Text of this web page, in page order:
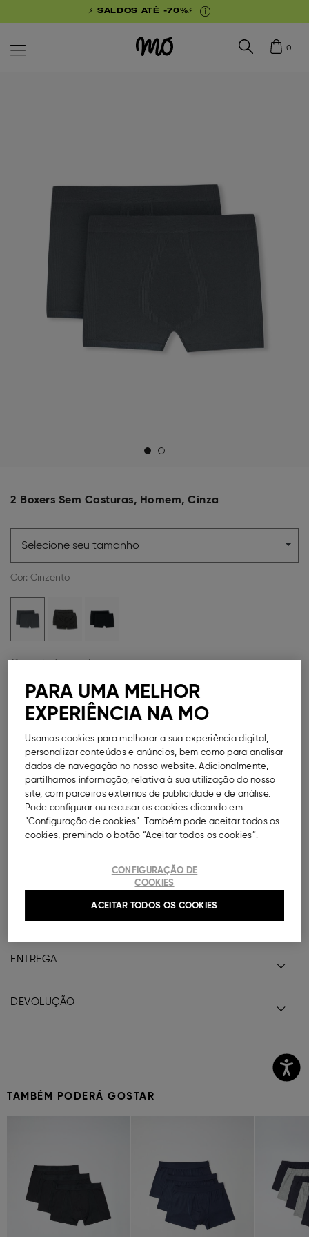
⚡ SALDOS ATÉ -70%⚡
0
2 Boxers Sem Costuras, Homem, Cinza
Selecione seu tamanho
Cor: Cinzento
Guia de Tamanhos
Métodos de Pagamento Disponíveis
DESCRIÇÃO
Pack de dois boxers leves e suaves, em tecido com
elasticidade, desenhados e construídos para minimizar
o número de costuras, embora contem com algumas
para maior conforto. Cintura elástica e etiqueta
000041008554066
ENTREGA
DEVOLUÇÃO
TAMBÉM PODERÁ GOSTAR
PARA UMA MELHOR
EXPERIÊNCIA NA MO
Usamos cookies para melhorar a sua experiência digital,
personalizar conteúdos e anúncios, bem como para analisar
dados de navegação no nosso website. Adicionalmente,
partilhamos informação, relativa à sua utilização do nosso
site, com parceiros externos de publicidade e de análise.
Pode configurar ou recusar os cookies clicando em
“Configuração de cookies”. Também pode aceitar todos os
cookies, premindo o botão “Aceitar todos os cookies”.
CONFIGURAÇÃO DE
COOKIES
ACEITAR TODOS OS COOKIES